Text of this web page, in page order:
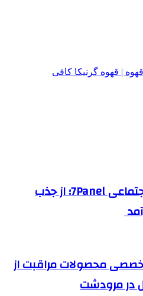
| قهوه گرنیکا کافی
خدمات شبکه‌های اجتماعی 7Panel؛ از جذب
محصولات مراقبت از
در مرودشت